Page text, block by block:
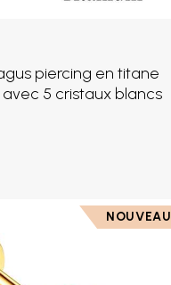
piercing en titane
avec 5 cristaux blancs
NOUVEAU